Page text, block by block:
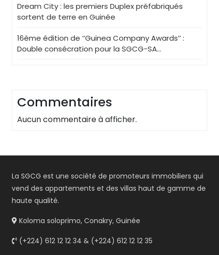
Dream City : les premiers Duplex préfabriqués
sortent de terre en Guinée
16ème édition de ‘’Guinea Company Awards’’ :
Double consécration pour la SGCG-SA…
Commentaires
Aucun commentaire à afficher.
La SGCG est une société de promoteurs immobiliers qui
vend des appartements et des villas haut de gamme de
haute qualité.
Koloma soloprimo, Conakry, Guinée
(+224) 612 12 12 34 & (+224) 612 12 12 35